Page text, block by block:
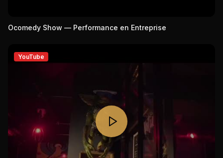
Ocomedy Show — Performance en Entreprise
YouTube